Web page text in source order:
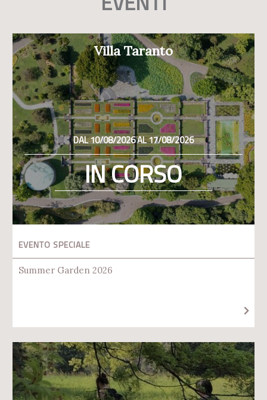
Villa Taranto
DAL 10/08/2026 AL 17/08/2026
IN CORSO
EVENTO SPECIALE
Summer Garden 2026